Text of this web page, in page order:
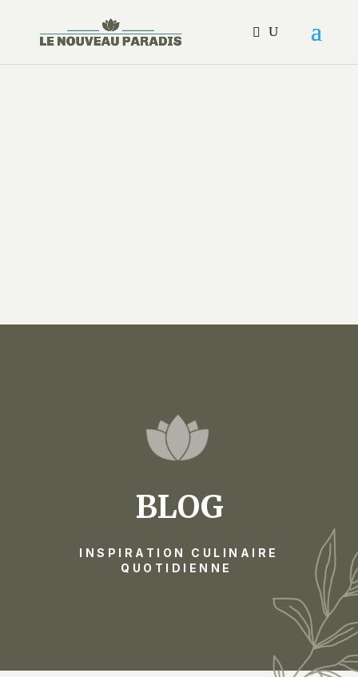
BLOG
INSPIRATION CULINAIRE
QUOTIDIENNE